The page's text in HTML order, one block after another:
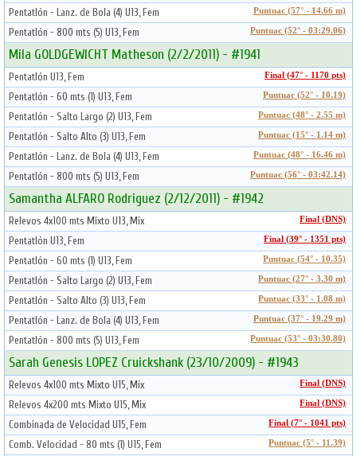
Pentatlón - Lanz. de Bola (4) U13, Fem Puntuac (57° - 14.66 m)
Pentatlón - 800 mts (5) U13, Fem Puntuac (52° - 03:29.06)
Mila GOLDGEWICHT Matheson (2/2/2011) - #1941
Pentatlón U13, Fem Final (47° - 1170 pts)
Pentatlón - 60 mts (1) U13, Fem Puntuac (52° - 10.19)
Pentatlón - Salto Largo (2) U13, Fem Puntuac (48° - 2.55 m)
Pentatlón - Salto Alto (3) U13, Fem Puntuac (15° - 1.14 m)
Pentatlón - Lanz. de Bola (4) U13, Fem Puntuac (48° - 16.46 m)
Pentatlón - 800 mts (5) U13, Fem Puntuac (56° - 03:42.14)
Samantha ALFARO Rodriguez (2/12/2011) - #1942
Relevos 4x100 mts Mixto U13, Mix Final (DNS)
Pentatlón U13, Fem Final (39° - 1351 pts)
Pentatlón - 60 mts (1) U13, Fem Puntuac (54° - 10.35)
Pentatlón - Salto Largo (2) U13, Fem Puntuac (27° - 3.30 m)
Pentatlón - Salto Alto (3) U13, Fem Puntuac (33° - 1.08 m)
Pentatlón - Lanz. de Bola (4) U13, Fem Puntuac (37° - 19.29 m)
Pentatlón - 800 mts (5) U13, Fem Puntuac (53° - 03:30.80)
Sarah Genesis LOPEZ Cruickshank (23/10/2009) - #1943
Relevos 4x100 mts Mixto U15, Mix Final (DNS)
Relevos 4x200 mts Mixto U15, Mix Final (DNS)
Combinada de Velocidad U15, Fem Final (7° - 1041 pts)
Comb. Velocidad - 80 mts (1) U15, Fem Puntuac (5° - 11.39)